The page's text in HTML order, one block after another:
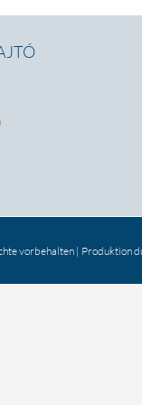
vorbehalten | Produktion